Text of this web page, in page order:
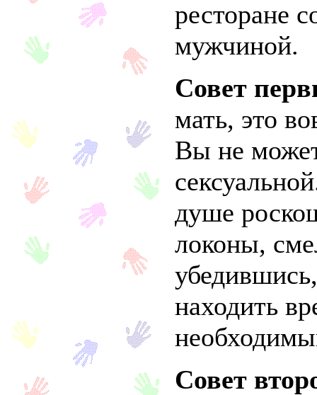
ресторане
мужчиной.
Совет
мать, это
Вы не
душе
локоны,
находить
Совет